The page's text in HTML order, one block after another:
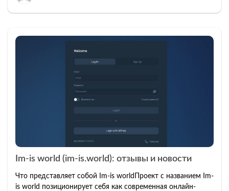
Im-is world (im-is.world): отзывы и новости
Что представляет собой Im-is worldПроект с названием Im-
is world позиционирует себя как современная онлайн-